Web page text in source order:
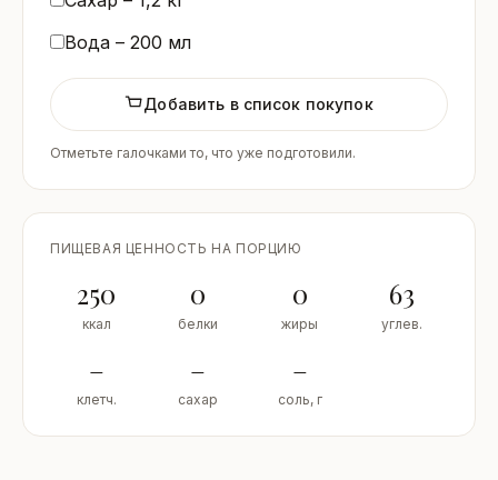
Вода – 200 мл
Добавить в список покупок
Отметьте галочками то, что уже подготовили.
ПИЩЕВАЯ ЦЕННОСТЬ НА ПОРЦИЮ
250
ккал
0
белки
0
жиры
63
углев.
–
клетч.
–
сахар
–
соль, г